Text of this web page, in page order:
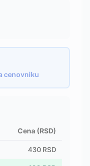
cenovniku
Cena (RSD)
430 RSD